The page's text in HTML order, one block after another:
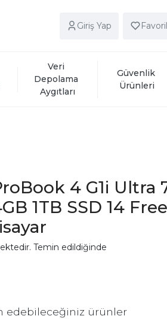
Giriş Yap
Veri
Depolama
Aygıtları
Güvenlik
Ürünleri
4 G1i Ultra
1TB SSD 14
Temin edildiğinde
edebileceğiniz ürünler